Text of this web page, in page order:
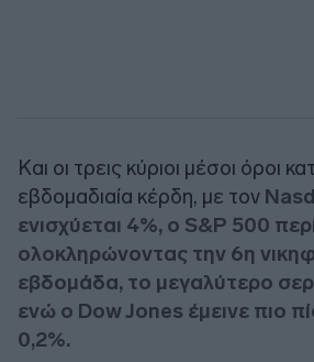
Και οι τρεις κύριοι μέσοι όροι
εβδομαδιαία κέρδη, με τον
ενισχύεται 4%, ο S&P 500
ολοκληρώνοντας την 6η
εβδομάδα, το μεγαλύτερο
ενώ ο Dow Jones έμεινε πιο
0,2%.